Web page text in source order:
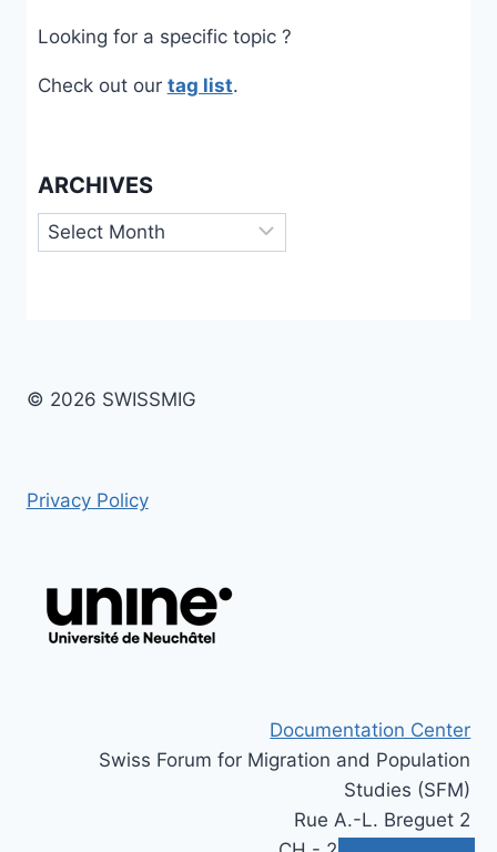
Looking for a specific topic ?
Check out our tag list.
ARCHIVES
Archives
© 2026 SWISSMIG
Privacy Policy
Documentation Center
Swiss Forum for Migration and Population
Studies (SFM)
Rue A.-L. Breguet 2